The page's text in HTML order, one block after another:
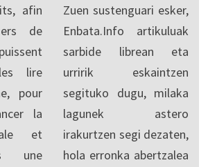
afin
de
lire
pour
la
et
une
Zuen sustenguari esker,
Enbata.Info artikuluak
sarbide librean eta
urririk eskaintzen
segituko dugu, milaka
lagunek astero
irakurtzen segi dezaten,
hola erronka abertzalea